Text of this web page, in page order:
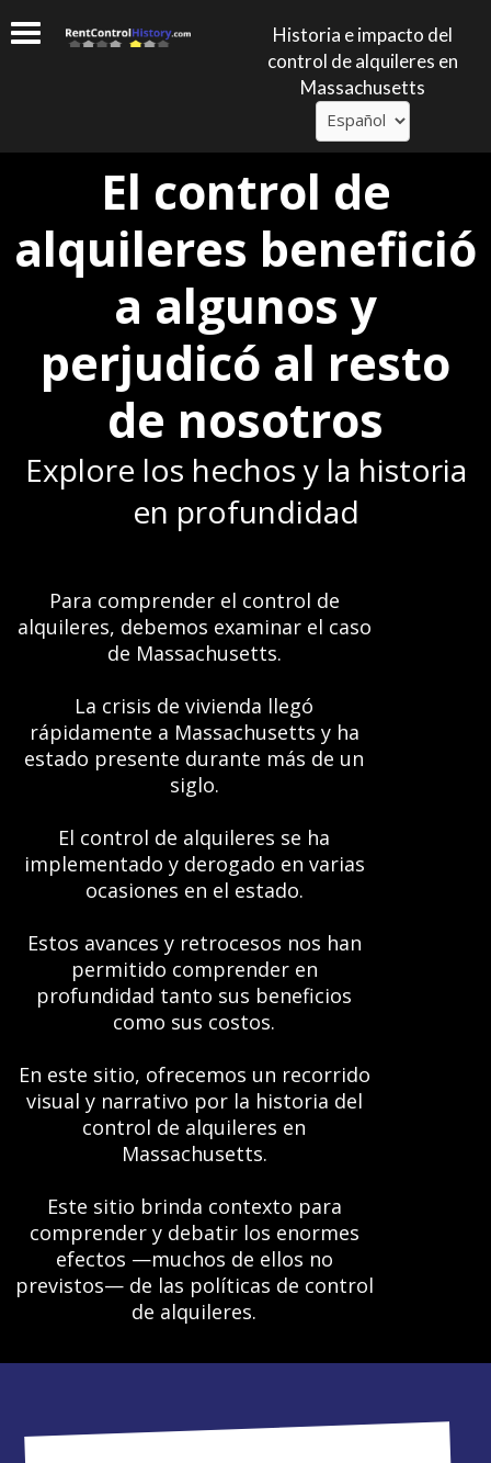
Historia e impacto del
control de alquileres en
Massachusetts
El control de
alquileres benefició
a algunos y
perjudicó al resto
de nosotros
Explore los hechos y la historia
en profundidad
Para comprender el control de
alquileres, debemos examinar el caso
de Massachusetts.
La crisis de vivienda llegó
rápidamente a Massachusetts y ha
estado presente durante más de un
siglo.
El control de alquileres se ha
implementado y derogado en varias
ocasiones en el estado.
Estos avances y retrocesos nos han
permitido comprender en
profundidad tanto sus beneficios
como sus costos.
En este sitio, ofrecemos un recorrido
visual y narrativo por la historia del
control de alquileres en
Massachusetts.
Este sitio brinda contexto para
comprender y debatir los enormes
efectos —muchos de ellos no
previstos— de las políticas de control
de alquileres.